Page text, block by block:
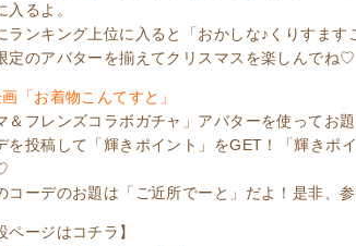
入るよ。
ランキング上位に入ると「おかしな♪くりすま
定のアバターを揃えてクリスマスを楽しんでね♡
「お着物こんてすと」
＆フレンズコラボガチャ」アバターを使ってお
を投稿して「輝きポイント」をGET！「輝きポ
コーデのお題は「ご近所でーと」だよ！是非、参
ページはコチラ】